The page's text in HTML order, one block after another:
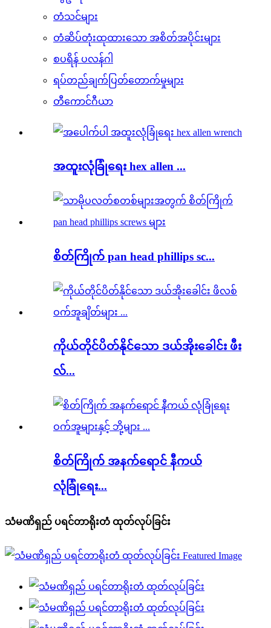
တံသင်များ
တံဆိပ်တုံးထုထားသော အစိတ်အပိုင်းများ
စပရိန် ပလန်ဂါ
ရပ်တည်ချက်ပြတ်တောက်မှုများ
တီကောင်ဂီယာ
အထူးလုံခြုံရေး hex allen ...
စိတ်ကြိုက် pan head phillips sc...
ကိုယ်တိုင်ပိတ်နိုင်သော ဒယ်အိုးခေါင်း ဖီး
လ်...
စိတ်ကြိုက် အနက်ရောင် နီကယ်
လုံခြုံရေး...
သံမဏိရှည် ပရင်တာရိုးတံ ထုတ်လုပ်ခြင်း